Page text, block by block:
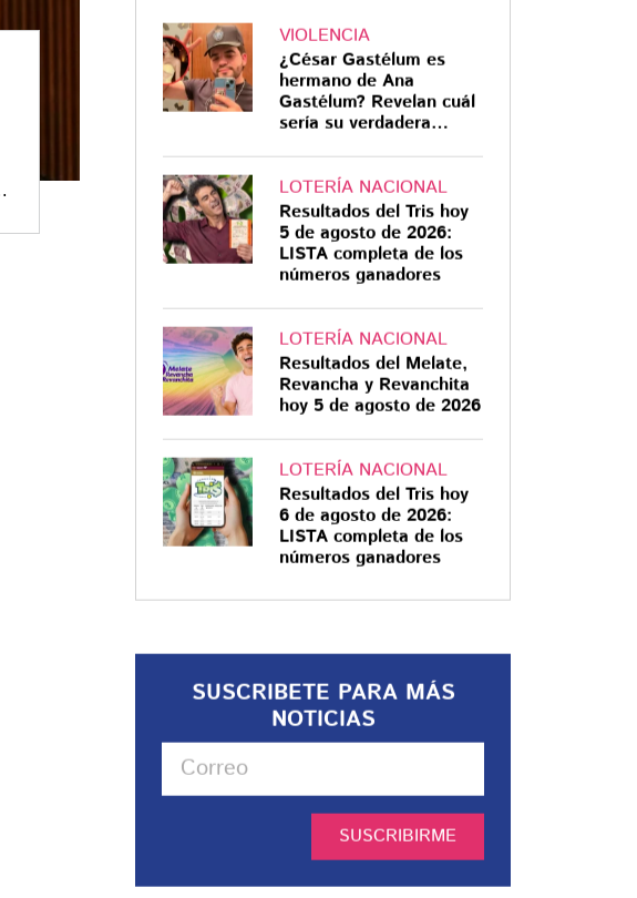
MORENISTAS
Juan Pablo Penilla: de
AMLO a Sheinbaum
las fotos con políticos
del abogado de "El
Mayo" Zambada
Juan Pablo Penilla Rodríguez,
abogado de "El Mayo" Zambada,
ha sido fotografiado con varios
políticos de Morena, incluyendo al
presidenta Claudia Sheinbaum.
VIOLENCIA
¿César Gastélum es
hermano de Ana
Gastélum? Revelan cuál
sería su verdadera
LOTERÍA NACIONAL
Resultados del Tris hoy
5 de agosto de 2026:
LISTA completa de los
números ganadores
LOTERÍA NACIONAL
Resultados del Melate,
Revancha y Revanchita
hoy 5 de agosto de 2026
LOTERÍA NACIONAL
Resultados del Tris hoy
6 de agosto de 2026:
LISTA completa de los
números ganadores
SUSCRIBETE PARA MÁS
NOTICIAS
SUSCRIBIRME